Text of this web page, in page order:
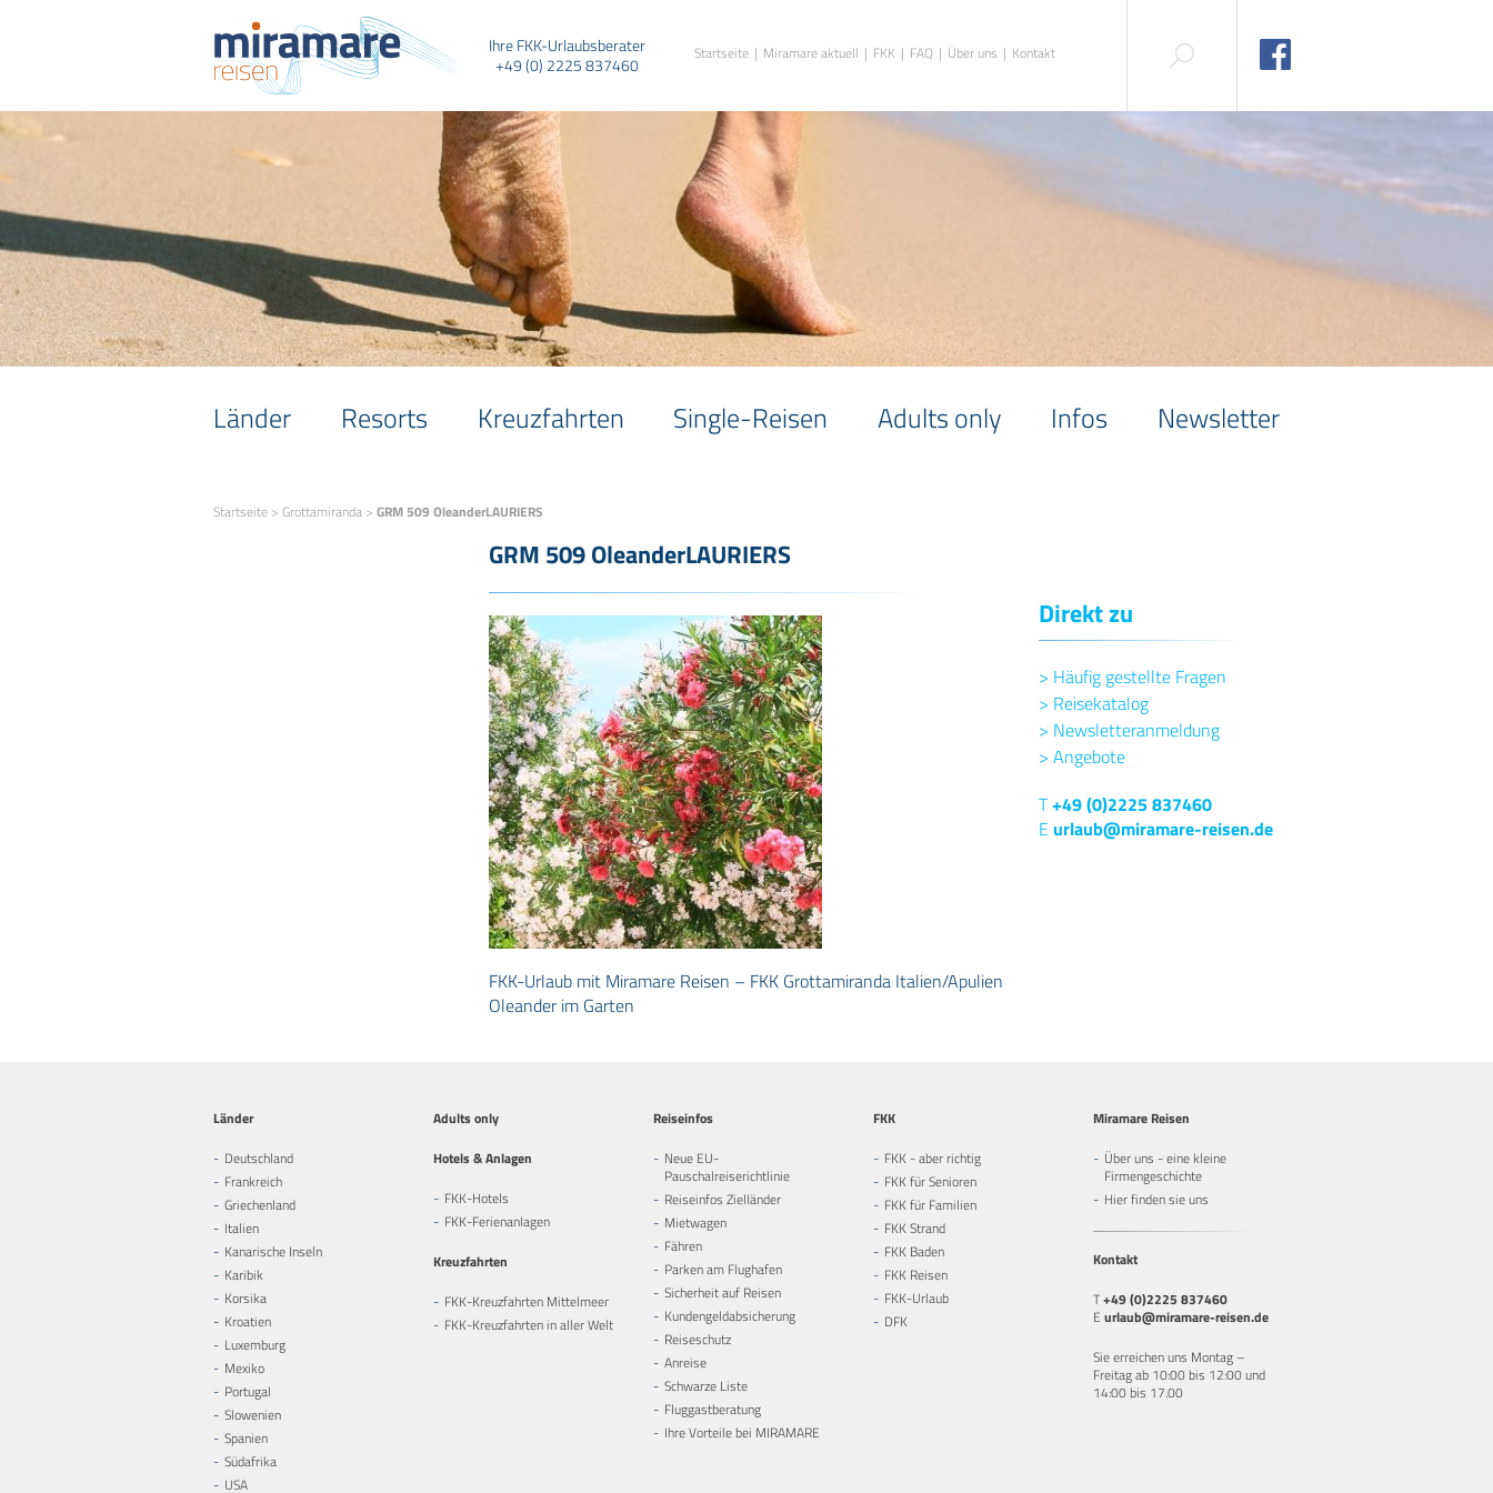
Ihre FKK-Urlaubsberater
+49 (0) 2225 837460
Startseite Miramare aktuell FKK FAQ Über uns Kontakt
Länder Resorts Kreuzfahrten Single-Reisen Adults only Infos Newsletter
Startseite > Grottamiranda > GRM 509 OleanderLAURIERS
GRM 509 OleanderLAURIERS
FKK-Urlaub mit Miramare Reisen – FKK Grottamiranda Italien/Apulien
Oleander im Garten
Direkt zu
> Häufig gestellte Fragen
> Reisekatalog
> Newsletteranmeldung
> Angebote
T+49 (0)2225 837460
E urlaub@miramare-reisen.de
Länder
Deutschland
Frankreich
Griechenland
Italien
Kanarische Inseln
Karibik
Korsika
Kroatien
Luxemburg
Mexiko
Portugal
Slowenien
Spanien
Südafrika
USA
Adults only
Hotels & Anlagen
FKK-Hotels
FKK-Ferienanlagen
Kreuzfahrten
FKK-Kreuzfahrten Mittelmeer
FKK-Kreuzfahrten in aller Welt
Reiseinfos
Neue EU-
Pauschalreiserichtlinie
Reiseinfos Zielländer
Mietwagen
Fähren
Parken am Flughafen
Sicherheit auf Reisen
Kundengeldabsicherung
Reiseschutz
Anreise
Schwarze Liste
Fluggastberatung
Ihre Vorteile bei MIRAMARE
FKK
FKK - aber richtig
FKK für Senioren
FKK für Familien
FKK Strand
FKK Baden
FKK Reisen
FKK-Urlaub
DFK
Miramare Reisen
Über uns - eine kleine
Firmengeschichte
Hier finden sie uns
Kontakt
T+49 (0)2225 837460
E urlaub@miramare-reisen.de
Sie erreichen uns Montag –
Freitag ab 10:00 bis 12:00 und
14:00 bis 17.00